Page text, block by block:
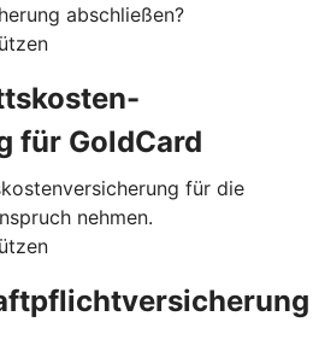
abschließen?
für GoldCard
für die
nehmen.